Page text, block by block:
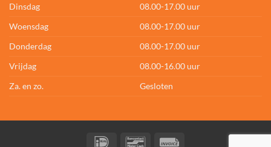
Dinsdag
08.00-17.00 uur
Woensdag
08.00-17.00 uur
Donderdag
08.00-17.00 uur
Vrijdag
08.00-16.00 uur
Za. en zo.
Gesloten
IDeal Bancontact